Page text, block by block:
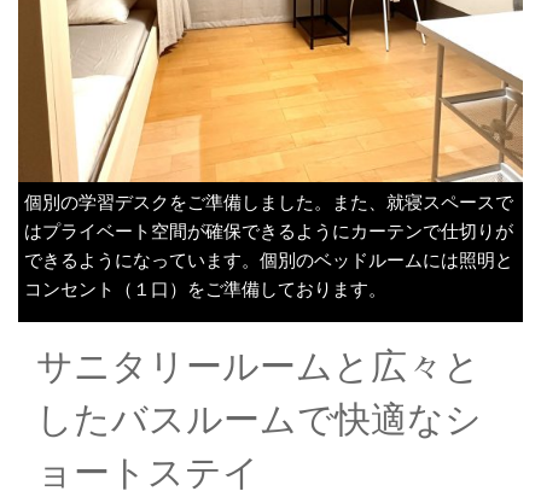
個別の学習デスクをご準備しました。また、就寝スペースで
はプライベート空間が確保できるようにカーテンで仕切りが
できるようになっています。個別のベッドルームには照明と
コンセント（１口）をご準備しております。
サニタリールームと広々と
したバスルームで快適なシ
ョートステイ